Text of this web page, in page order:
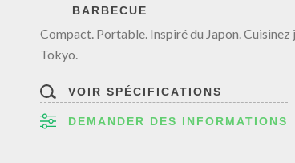
BARBECUE
Compact. Portable. Inspiré du Japon. Cuisinez
Tokyo.
VOIR SPÉCIFICATIONS
DEMANDER DES INFORMATIONS